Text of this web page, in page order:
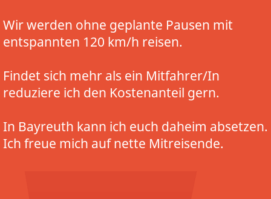
Wir werden ohne geplante Pausen mit
entspannten 120 km/h reisen.
Findet sich mehr als ein Mitfahrer/In
reduziere ich den Kostenanteil gern.
In Bayreuth kann ich euch daheim absetzen.
Ich freue mich auf nette Mitreisende.